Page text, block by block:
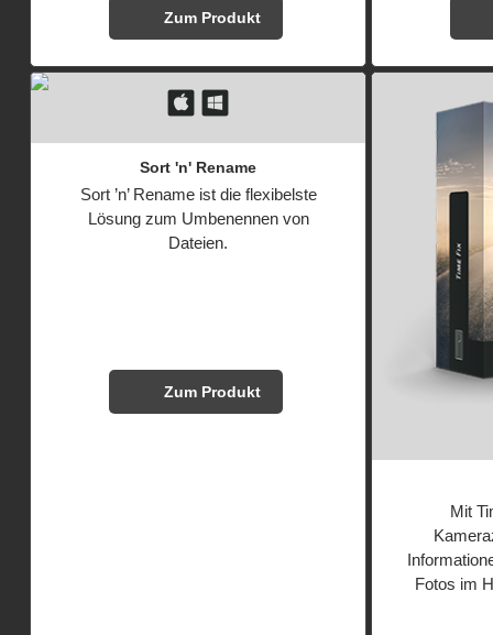
Zum Produkt
Sort 'n' Rename
Sort ’n’ Rename ist die flexibelste
Lösung zum Umbenennen von
Dateien.
Zum Produkt
Mit
Fotos im